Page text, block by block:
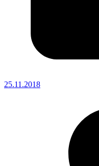
25.11.2018